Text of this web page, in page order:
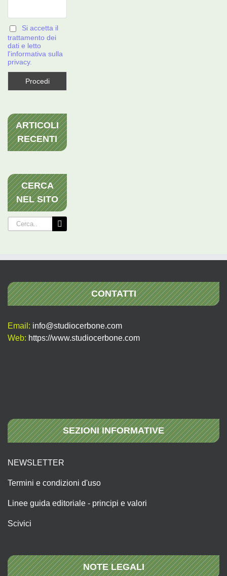
Si accetta il
trattamento dei
dati e letto
l'informativa sulla
privacy.
ARTICOLI
RECENTI
CERCA
NEL SITO
Cerca
per:
CONTATTI
Email: info@studiocerbone.com
Web: https://www.studiocerbone.com
SEZIONI INFORMATIVE
NEWSLETTER
Termini e condizioni d'uso
Linee guida editoriale - principi e valori
Scivici
NOTE LEGALI